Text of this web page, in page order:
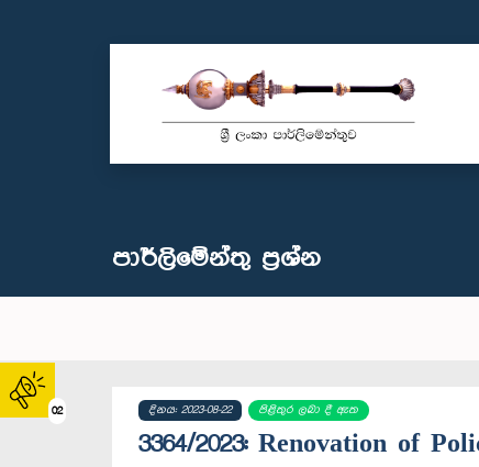
02
පාර්ලි‌මේන්තු‌ ප්‍රශ්න
දිනය: 2023-08-22 පිළිතුර ලබා දී ඇත
3364/2023: Renovation of